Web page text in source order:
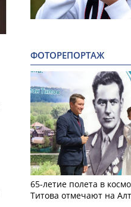
ФОТОРЕПОРТАЖ
65-летие полета в
Титова отмечают на